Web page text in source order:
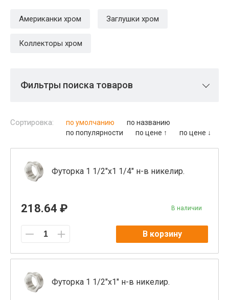
Американки хром Заглушки хром
Коллекторы хром
Фильтры поиска товаров
Сортировка: по умолчанию
по названию
по популярности
по цене ↑ по цене ↓
Футорка 1 1/2"x1 1/4" н-в никелир.
218.64 ₽ В наличии
В корзину
Футорка 1 1/2"x1" н-в никелир.